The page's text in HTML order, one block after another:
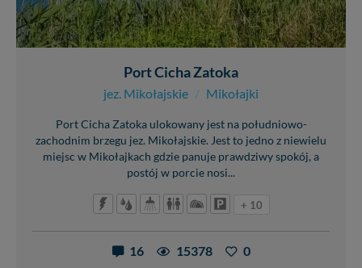
Port Cicha Zatoka
jez. Mikołajskie / Mikołajki
Port Cicha Zatoka ulokowany jest na południowo-
zachodnim brzegu jez. Mikołajskie. Jest to jedno z niewielu
miejsc w Mikołajkach gdzie panuje prawdziwy spokój, a
postój w porcie nosi...
+ 10
16 15378 0